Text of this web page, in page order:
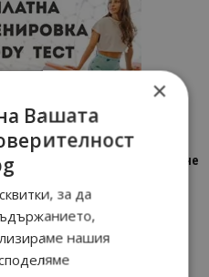
от…”: Петрич – Изживяване
11:22
от…”: Пловдив, градът на
×
Вашата
за да
нашия